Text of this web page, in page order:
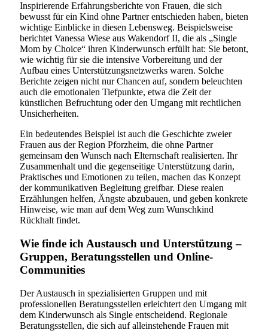
Inspirierende Erfahrungsberichte von Frauen, die sich
bewusst für ein Kind ohne Partner entschieden haben, bieten
wichtige Einblicke in diesen Lebensweg. Beispielsweise
berichtet Vanessa Wiese aus Wakendorf II, die als „Single
Mom by Choice“ ihren Kinderwunsch erfüllt hat: Sie betont,
wie wichtig für sie die intensive Vorbereitung und der
Aufbau eines Unterstützungsnetzwerks waren. Solche
Berichte zeigen nicht nur Chancen auf, sondern beleuchten
auch die emotionalen Tiefpunkte, etwa die Zeit der
künstlichen Befruchtung oder den Umgang mit rechtlichen
Unsicherheiten.
Ein bedeutendes Beispiel ist auch die Geschichte zweier
Frauen aus der Region Pforzheim, die ohne Partner
gemeinsam den Wunsch nach Elternschaft realisierten. Ihr
Zusammenhalt und die gegenseitige Unterstützung darin,
Praktisches und Emotionen zu teilen, machen das Konzept
der kommunikativen Begleitung greifbar. Diese realen
Erzählungen helfen, Ängste abzubauen, und geben konkrete
Hinweise, wie man auf dem Weg zum Wunschkind
Rückhalt findet.
Wie finde ich Austausch und Unterstützung –
Gruppen, Beratungsstellen und Online-
Communities
Der Austausch in spezialisierten Gruppen und mit
professionellen Beratungsstellen erleichtert den Umgang mit
dem Kinderwunsch als Single entscheidend. Regionale
Beratungsstellen, die sich auf alleinstehende Frauen mit